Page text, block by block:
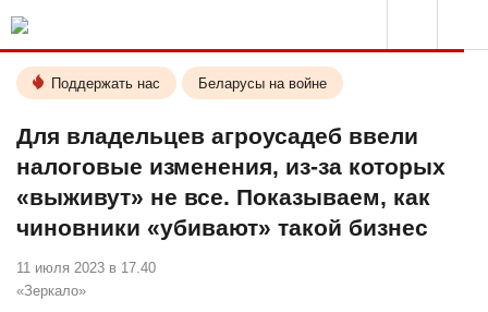
Поддержать нас Беларусы на войне
Для владельцев агроусадеб ввели
налоговые изменения, из-за которых
«выживут» не все. Показываем, как
чиновники «убивают» такой бизнес
11 июля 2023 в 17.40
«Зеркало»